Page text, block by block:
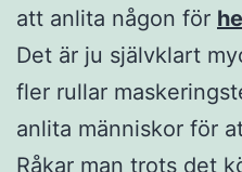
att anlita någon för
Det är ju självklart
fler rullar
anlita människor för
Råkar man trots det